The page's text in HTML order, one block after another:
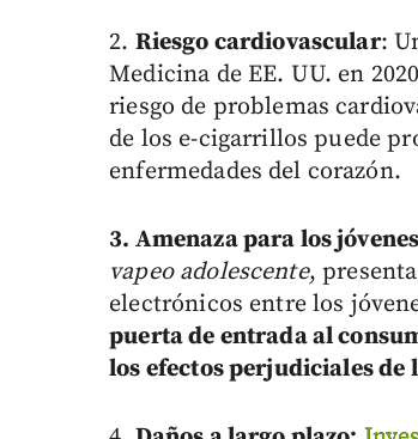
2. Riesgo cardiovascular:
Medicina de EE. UU. en
riesgo de problemas
de los e-cigarrillos puede
enfermedades del corazón.
3. Amenaza para los jóvenes
vapeo adolescente,
electrónicos entre los
puerta de entrada al
los efectos perjudiciales de